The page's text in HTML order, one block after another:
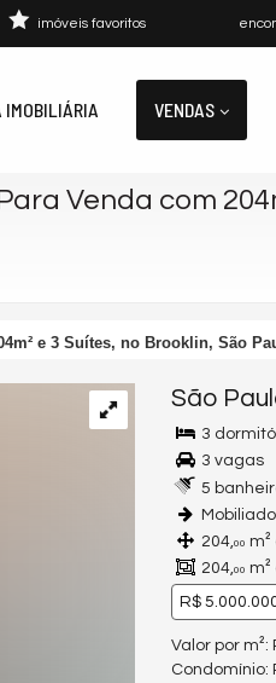
imóveis favoritos
IMOBILIÁRIA VENDAS
Venda com
e 3 Suítes, no Brooklin, São
São
3
3 vagas
5
Mobiliado
204,00
204,00
R$
Valor por m²:
Condomínio: